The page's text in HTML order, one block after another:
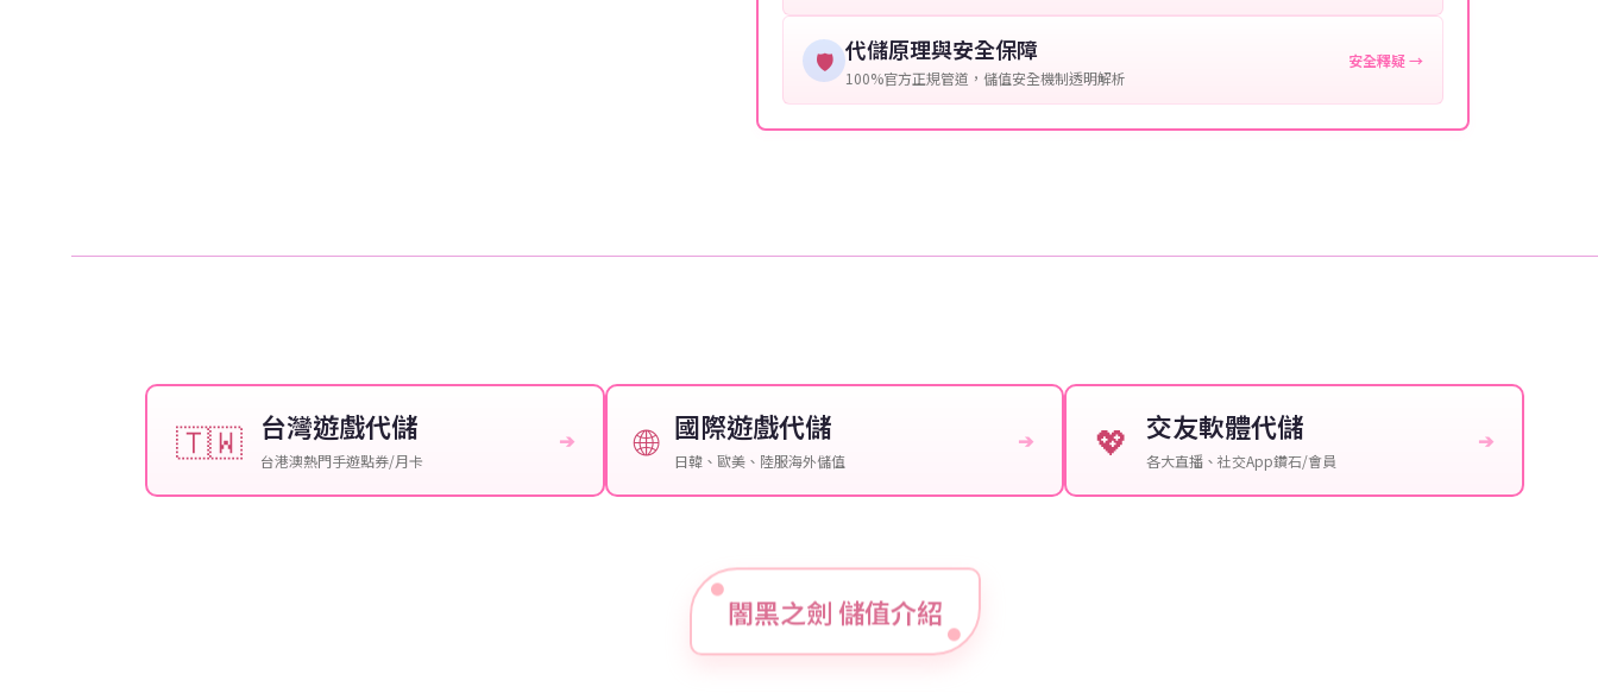
🛡️ 代儲原理與安全保障
100%官方正規管道，儲值安全機制透明解析
安全釋疑 →
🇹🇼 台灣遊戲代儲
台港澳熱門手遊點券/月卡
➔ 🌐 國際遊戲代儲
日韓、歐美、陸服海外儲值
➔ 💖 交友軟體代儲
各大直播、社交App鑽石/會員
➔
闇黑之劍 儲值介紹